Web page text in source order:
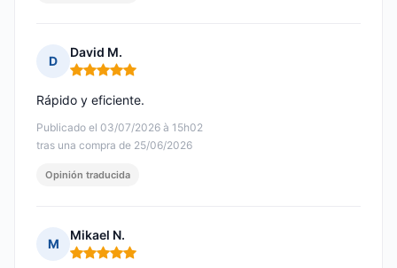
D
David M.
Nota: 5 de 5
Publicado el 03/07/2026 à 15h02
tras una compra de 25/06/2026
Rápido y eficiente.
Opinión traducida
M
Mikael N.
Nota: 5 de 5